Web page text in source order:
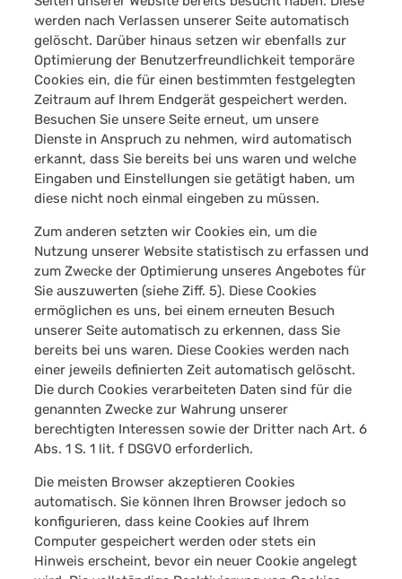
werden nach Verlassen unserer Seite automatisch
gelöscht. Darüber hinaus setzen wir ebenfalls zur
Optimierung der Benutzerfreundlichkeit temporäre
Cookies ein, die für einen bestimmten festgelegten
Zeitraum auf Ihrem Endgerät gespeichert werden.
Besuchen Sie unsere Seite erneut, um unsere
Dienste in Anspruch zu nehmen, wird automatisch
erkannt, dass Sie bereits bei uns waren und welche
Eingaben und Einstellungen sie getätigt haben, um
diese nicht noch einmal eingeben zu müssen.
Zum anderen setzten wir Cookies ein, um die
Nutzung unserer Website statistisch zu erfassen und
zum Zwecke der Optimierung unseres Angebotes für
Sie auszuwerten (siehe Ziff. 5). Diese Cookies
ermöglichen es uns, bei einem erneuten Besuch
unserer Seite automatisch zu erkennen, dass Sie
bereits bei uns waren. Diese Cookies werden nach
einer jeweils definierten Zeit automatisch gelöscht.
Die durch Cookies verarbeiteten Daten sind für die
genannten Zwecke zur Wahrung unserer
berechtigten Interessen sowie der Dritter nach Art. 6
Abs. 1 S. 1 lit. f DSGVO erforderlich.
Die meisten Browser akzeptieren Cookies
automatisch. Sie können Ihren Browser jedoch so
konfigurieren, dass keine Cookies auf Ihrem
Computer gespeichert werden oder stets ein
Hinweis erscheint, bevor ein neuer Cookie angelegt